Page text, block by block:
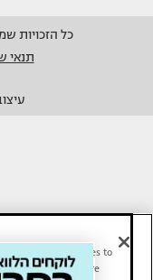
כל הזכויות שמורות © 2014
תנאי
we use cookies to
These tools are